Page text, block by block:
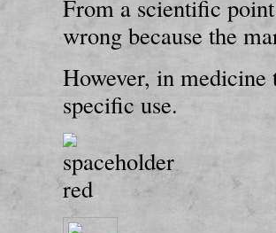
From a scientific
wrong because the
However, in medicine
specific use.